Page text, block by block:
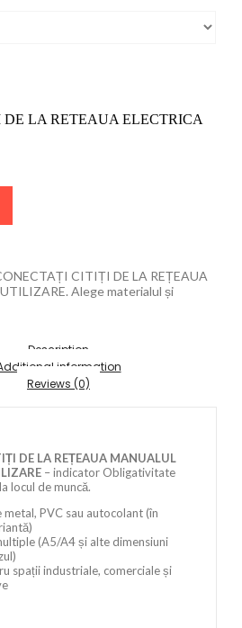
DE LA RETEAUA ELECTRICA
CITIȚI DE LA REȚEAUA
Alege materialul și
Description
information
Reviews (0)
DE LA REȚEAUA MANUALUL
– indicator Obligativitate
locul de muncă.
PVC sau autocolant (în
(A5/A4 și alte dimensiuni
spații industriale, comerciale și